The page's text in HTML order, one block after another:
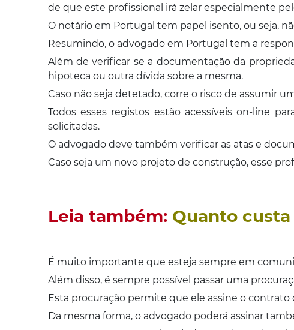
de que este profissional irá zelar especialmente
O notário em Portugal tem papel isento, ou seja,
Resumindo, o advogado em Portugal tem a
Além de verificar se a documentação da
hipoteca ou outra dívida sobre a mesma.
Caso não seja detetado, corre o risco de assumir
Todos esses registos estão acessíveis on-line
solicitadas.
O advogado deve também verificar as atas e
Caso seja um novo projeto de construção, esse
Leia também: Quanto
É muito importante que esteja sempre em
Além disso, é sempre possível passar uma
Esta procuração permite que ele assine o
Da mesma forma, o advogado poderá assinar